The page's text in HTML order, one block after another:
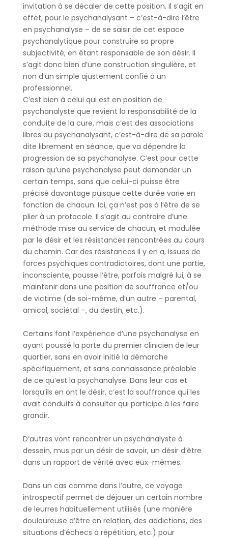
invitation à se décaler de cette position. Il s’agit en
effet, pour le psychanalysant – c’est-à-dire l’être
en psychanalyse – de se saisir de cet espace
psychanalytique pour construire sa propre
subjectivité, en étant responsable de son désir. Il
s’agit donc bien d’une construction singulière, et
non d’un simple ajustement confié à un
professionnel.
C’est bien à celui qui est en position de
psychanalyste que revient la responsabilité de la
conduite de la cure, mais c’est des associations
libres du psychanalysant, c’est-à-dire de sa parole
dite librement en séance, que va dépendre la
progression de sa psychanalyse. C’est pour cette
raison qu’une psychanalyse peut demander un
certain temps, sans que celui-ci puisse être
précisé davantage puisque cette durée varie en
fonction de chacun. Ici, ça n’est pas à l’être de se
plier à un protocole. Il s’agit au contraire d’une
méthode mise au service de chacun, et modulée
par le désir et les résistances rencontrées au cours
du chemin. Car des résistances il y en a, issues de
forces psychiques contradictoires, dont une partie,
inconsciente, pousse l’être, parfois malgré lui, à se
maintenir dans une position de souffrance et/ou
de victime (de soi-même, d’un autre – parental,
amical, sociétal –, du destin, etc.).
Certains font l’expérience d’une psychanalyse en
ayant poussé la porte du premier clinicien de leur
quartier, sans en avoir initié la démarche
spécifiquement, et sans connaissance préalable
de ce qu’est la psychanalyse. Dans leur cas et
lorsqu’ils en ont le désir, c’est la souffrance qui les
avait conduits à consulter qui participe à les faire
grandir.
D’autres vont rencontrer un psychanalyste à
dessein, mus par un désir de savoir, un désir d’être
dans un rapport de vérité avec eux-mêmes.
Dans un cas comme dans l’autre, ce voyage
introspectif permet de déjouer un certain nombre
de leurres habituellement utilisés (une manière
douloureuse d’être en relation, des addictions, des
situations d’échecs à répétition, etc.) pour